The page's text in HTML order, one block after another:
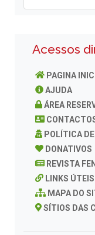
Acessos
PAGINA
AJUDA
ÁREA
POLÍTICA
DONATIVOS
REVISTA
LINKS ÚTEIS
MAPA DO
SÍTIOS DAS